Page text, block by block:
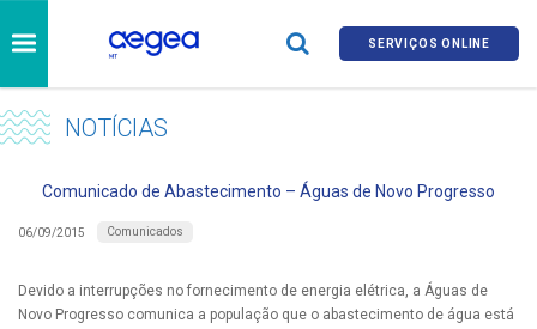
SERVIÇOS ONLINE
NOTÍCIAS
Comunicado de Abastecimento – Águas de Novo Progresso
06/09/2015 Comunicados
Devido a interrupções no fornecimento de energia elétrica, a Águas de
Novo Progresso comunica a população que o abastecimento de água está